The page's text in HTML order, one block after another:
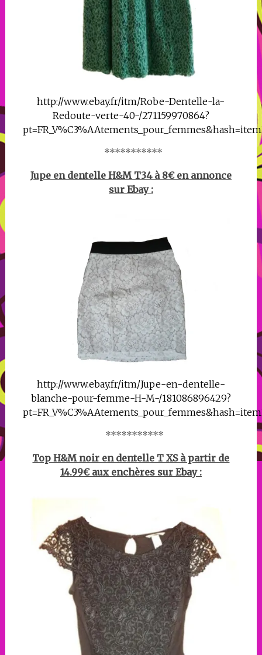
http://www.ebay.fr/itm/Robe-Dentelle-la-
Redoute-verte-40-/271159970864?
***********
Jupe en dentelle H&M T34 à 8€ en annonce
sur Ebay :
http://www.ebay.fr/itm/Jupe-en-dentelle-
blanche-pour-femme-H-M-/181086896429?
***********
Top H&M noir en dentelle T XS à partir de
14.99€ aux enchères sur Ebay :